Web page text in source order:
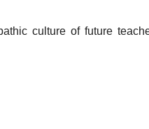
culture of future